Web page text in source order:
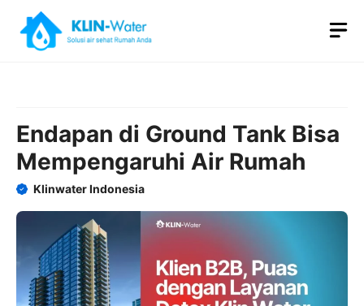
content
Endapan di Ground Tank Bisa
Mempengaruhi Air Rumah
Klinwater Indonesia